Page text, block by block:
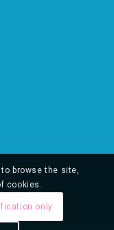
browse the site,
cookies.
only